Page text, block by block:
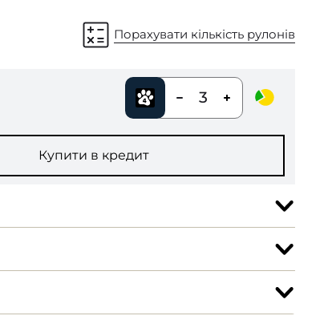
Порахувати кількість рулонів
3
Купити в кредит